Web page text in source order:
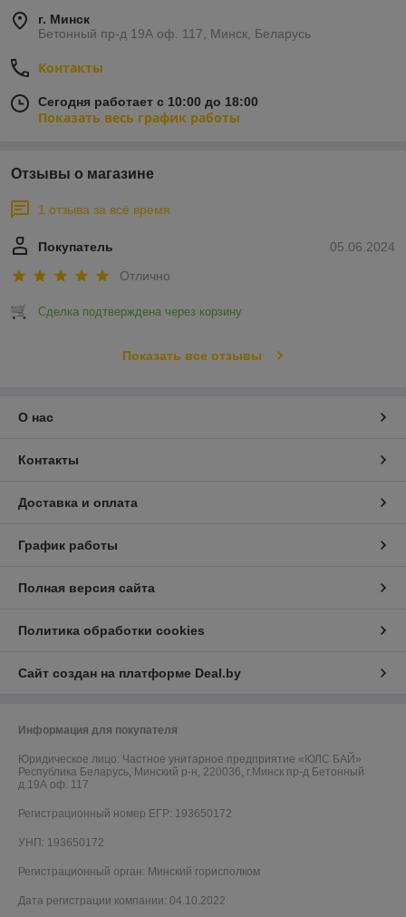
г. Минск
Бетонный пр-д 19А оф. 117, Минск, Беларусь
Контакты
Сегодня работает с 10:00 до 18:00
Показать весь график работы
Отзывы о магазине
1 отзыва за всё время
05.06.2024
Покупатель
Отлично
Сделка подтверждена через корзину
Показать все отзывы
О нас
Контакты
Доставка и оплата
График работы
Полная версия сайта
Политика обработки cookies
Сайт создан на платформе Deal.by
Информация для покупателя
Юридическое лицо: Частное унитарное предприятие «ЮЛС БАЙ»
Республика Беларусь, Минский р-н, 220036, г.Минск пр-д Бетонный
д.19А оф. 117
Регистрационный номер ЕГР: 193650172
УНП: 193650172
Регистрационный орган: Минский горисполком
Дата регистрации компании: 04.10.2022